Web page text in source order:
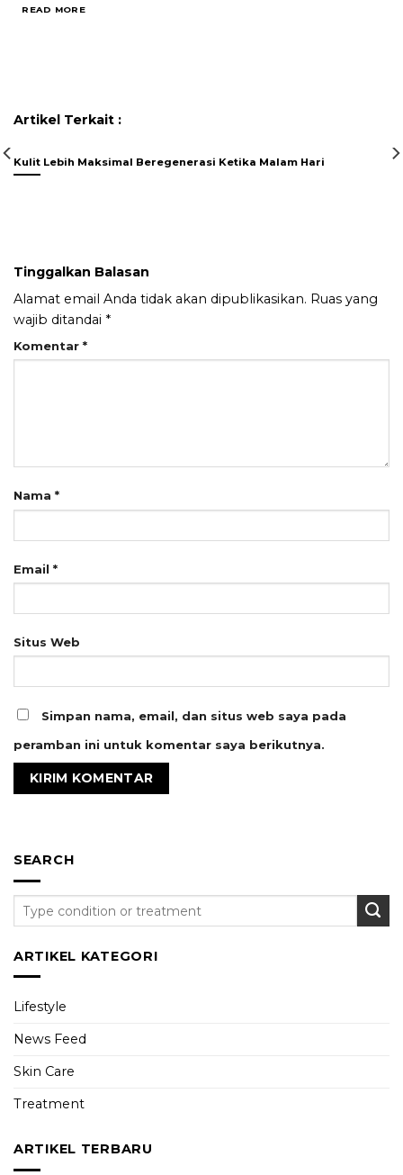
READ MORE
Artikel Terkait :
Kulit Lebih Maksimal Beregenerasi Ketika Malam Hari
Tinggalkan Balasan
Alamat email Anda tidak akan dipublikasikan. Ruas yang
wajib ditandai *
Komentar *
Nama *
Email *
Situs Web
Simpan nama, email, dan situs web saya pada
peramban ini untuk komentar saya berikutnya.
SEARCH
ARTIKEL KATEGORI
Lifestyle
News Feed
Skin Care
Treatment
ARTIKEL TERBARU